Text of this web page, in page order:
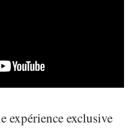
expérience exclusive